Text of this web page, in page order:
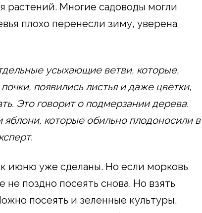
растений. Многие садоводы могли
плохо перенесли зиму, уверена
усыхающие ветви, которые,
появились листья и даже цветки,
Это говорит о подмерзании дерева.
которые обильно плодоносили в
июню уже сделаны. Но если морковь
поздно посеять снова. Но взять
посеять и зеленные культуры,